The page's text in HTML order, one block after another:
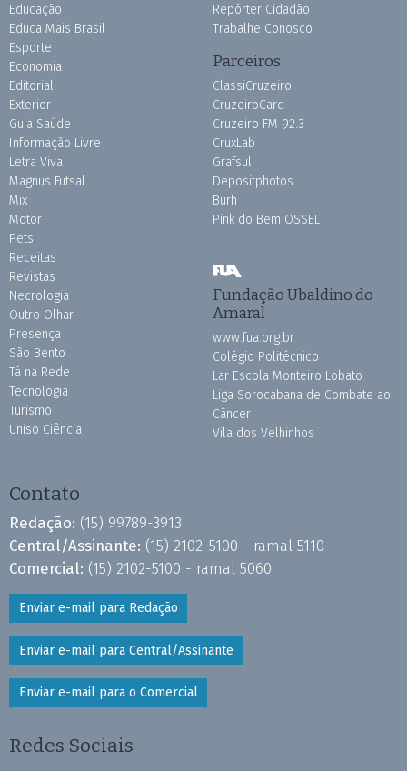
Educação
Educa Mais Brasil
Esporte
Economia
Editorial
Exterior
Guia Saúde
Informação Livre
Letra Viva
Magnus Futsal
Mix
Motor
Pets
Receitas
Revistas
Necrologia
Outro Olhar
Presença
São Bento
Tá na Rede
Tecnologia
Turismo
Uniso Ciência
Repórter Cidadão
Trabalhe Conosco
Parceiros
ClassiCruzeiro
CruzeiroCard
Cruzeiro FM 92.3
CruxLab
Grafsul
Depositphotos
Burh
Pink do Bem OSSEL
Fundação Ubaldino do
Amaral
www.fua.org.br
Colégio Politécnico
Lar Escola Monteiro Lobato
Liga Sorocabana de Combate ao
Câncer
Vila dos Velhinhos
Contato
Redação: (15) 99789-3913
Central/Assinante: (15) 2102-5100 - ramal 5110
Comercial: (15) 2102-5100 - ramal 5060
Enviar e-mail para Redação
Enviar e-mail para Central/Assinante
Enviar e-mail para o Comercial
Redes Sociais